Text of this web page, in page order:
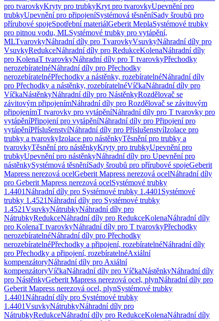
pro tvarovkyKryty pro trubkyKryt pro tvarovkyUpevnění pro
trubkyUpevnění pro připojeníSystémová těsněníSady šroubů pro
přírubové spojeSpotřební materiálGeberit MeplaSystémové trubky
pro pitnou vodu, MLSystémové trubky pro vytápění,
MLTvarovkyNáhradní díly pro TvarovkyVsuvkyNáhradní díly pro
VsuvkyRedukceNáhradní díly pro RedukceKolenaNáhradní díly
pro KolenaT tvarovkyNáhradní díly pro T tvarovkyPřechodky
nerozebíratelnéNáhradní díly pro Přechodky
nerozebíratelnéPřechodky a nástěnky, rozebíratelnéNáhradní díly
pro Přechodky a nástěnky, rozebíratelnéVíčkaNáhradní díly pro
VíčkaNástěnkyNáhradní díly pro NástěnkyRozdělovač se
závitovým připojenímNáhradní díly pro Rozdělovač se závitovým
připojenímT tvarovky pro vytápěníNáhradní díly pro T tvarovky pro
vytápěníPřipojení pro vytápěníNáhradní díly pro Připojení pro
vytápěníPříslušenstvíNáhradní díly pro PříslušenstvíIzolace pro
trubky a tvarovkyIzolace pro nástěnkyTěsnění pro trubky a
tvarovkyTěsnění pro nástěnkyKryty pro trubkyUpevnění pro
trubkyUpevnění pro nástěnkyNáhradní díly pro Upevnění pro
nástěnkySystémová těsněníSady šroubů pro přírubové spojeGeberit
Mapress nerezová ocelGeberit Mapress nerezová ocelNáhradní díly
pro Geberit Mapress nerezová ocelSystémové trubky
1.4401Náhradní díly pro Systémové trubky 1.4401 Systémové
trubky 1.4521Náhradní díly pro Systémové trubky
1.4521VsuvkyNátrubkyNáhradní díly pro
NátrubkyRedukceNáhradní díly pro RedukceKolenaNáhradní díly
pro KolenaT tvarovkyNáhradní díly pro T tvarovkyPřechodky
nerozebíratelnéNáhradní díly pro Přechodky
nerozebíratelnéPřechodky a připojení, rozebíratelnéNáhradní díly
pro Přechodky a připojení, rozebíratelnéAxiální
kompenzátoryNáhradní díly pro Axiální
kompenzátoryVíčkaNáhradní díly pro VíčkaNástěnkyNáhradní díly
pro NástěnkyGeberit Mapress nerezová ocel, plynNáhradní díly pro
Geberit Mapress nerezová ocel, plynSystémové trubky
1.4401Náhradní díly pro Systémové trubky
1.4401VsuvkyNátrubkyNáhradní díly pro
NátrubkyRedukceNáhradní díly pro RedukceKolenaNáhradní díly